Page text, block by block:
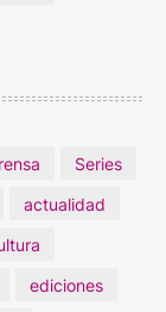
Series
actualidad
ediciones